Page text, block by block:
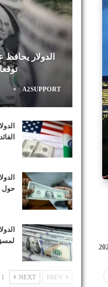
الدولار
A2SUPPORT
حول
NEXT
1 od 2 |